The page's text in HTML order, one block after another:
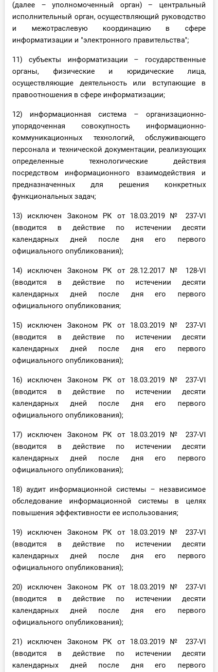
(далее – уполномоченный орган) – центральный
исполнительный орган, осуществляющий руководство
и межотраслевую координацию в сфере
информатизации и "электронного правительства";
11) субъекты информатизации – государственные
органы, физические и юридические лица,
осуществляющие деятельность или вступающие в
правоотношения в сфере информатизации;
12) информационная система – организационно-
упорядоченная совокупность информационно-
коммуникационных технологий, обслуживающего
персонала и технической документации, реализующих
определенные технологические действия
посредством информационного взаимодействия и
предназначенных для решения конкретных
функциональных задач;
13) исключен Законом РК от 18.03.2019 № 237-VІ
(вводится в действие по истечении десяти
календарных дней после дня его первого
официального опубликования);
14) исключен Законом РК от 28.12.2017 № 128-VI
(вводится в действие по истечении десяти
календарных дней после дня его первого
официального опубликования;
15) исключен Законом РК от 18.03.2019 № 237-VІ
(вводится в действие по истечении десяти
календарных дней после дня его первого
официального опубликования);
16) исключен Законом РК от 18.03.2019 № 237-VІ
(вводится в действие по истечении десяти
календарных дней после дня его первого
официального опубликования);
17) исключен Законом РК от 18.03.2019 № 237-VІ
(вводится в действие по истечении десяти
календарных дней после дня его первого
официального опубликования);
18) аудит информационной системы – независимое
обследование информационной системы в целях
повышения эффективности ее использования;
19) исключен Законом РК от 18.03.2019 № 237-VІ
(вводится в действие по истечении десяти
календарных дней после дня его первого
официального опубликования);
20) исключен Законом РК от 18.03.2019 № 237-VІ
(вводится в действие по истечении десяти
календарных дней после дня его первого
официального опубликования);
21) исключен Законом РК от 18.03.2019 № 237-VІ
(вводится в действие по истечении десяти
календарных дней после дня его первого